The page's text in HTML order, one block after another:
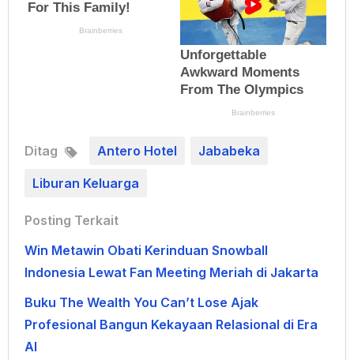
Ditag Antero Hotel Jababeka
Liburan Keluarga
Posting Terkait
Win Metawin Obati Kerinduan Snowball
Indonesia Lewat Fan Meeting Meriah di Jakarta
Buku The Wealth You Can’t Lose Ajak
Profesional Bangun Kekayaan Relasional di Era
AI